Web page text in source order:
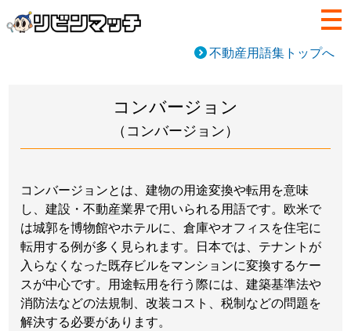
不動産用語集トップへ
コンバージョン
（コンバージョン）
コンバージョンとは、建物の用途変換や転用を意味
し、建設・不動産業界で用いられる用語です。欧米で
は城郭を博物館やホテルに、倉庫やオフィスを住宅に
転用する例が多く見られます。日本では、テナントが
入らなくなった既存ビルをマンションに変換するケー
スが中心です。用途転用を行う際には、建築基準法や
消防法などの法規制、改装コスト、税制などの問題を
解決する必要があります。